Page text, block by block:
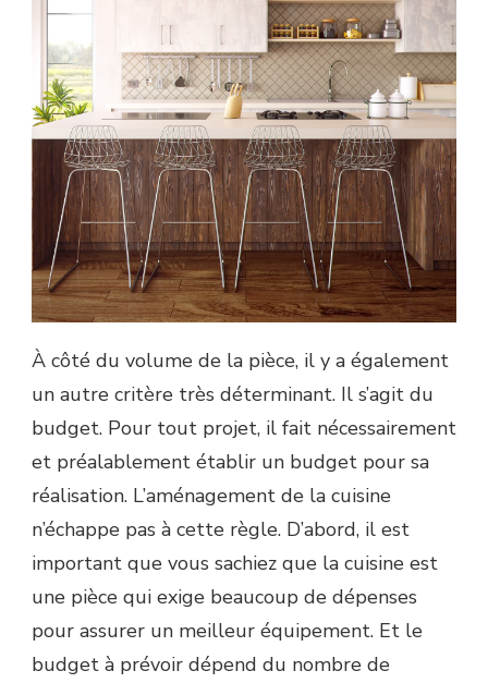
À côté du volume de la pièce, il y a également
un autre critère très déterminant. Il s’agit du
budget. Pour tout projet, il fait nécessairement
et préalablement établir un budget pour sa
réalisation. L’aménagement de la cuisine
n’échappe pas à cette règle. D’abord, il est
important que vous sachiez que la cuisine est
une pièce qui exige beaucoup de dépenses
pour assurer un meilleur équipement. Et le
budget à prévoir dépend du nombre de